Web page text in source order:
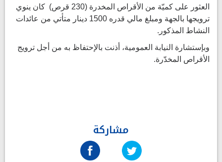
العثور على كميّة من الأقراص المخدرة (230 قرص) كان ينوي
ترويجها بالجهة ومبلغ مالي قدره 1500 دينار متأتي من عائدات
النشاط المذكور.
وبإستشارة النيابة العمومية، أذنت بالإحتفاظ به من أجل ترويج
الأقراص المخدّرة.
مشاركة